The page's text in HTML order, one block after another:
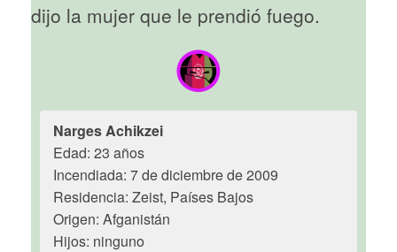
dijo la mujer que le prendió fuego.
Narges Achikzei
Edad: 23 años
Incendiada: 7 de diciembre de 2009
Residencia: Zeist, Países Bajos
Origen: Afganistán
Hijos: ninguno